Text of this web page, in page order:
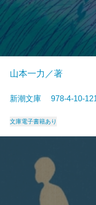
山本一力／著
新潮文庫 978-4-10-
文庫電子書籍あり